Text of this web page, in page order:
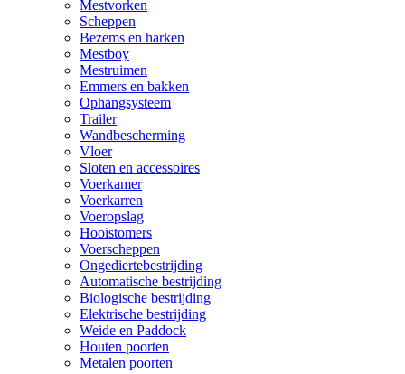
Mestvorken
Scheppen
Bezems en harken
Mestboy
Mestruimen
Emmers en bakken
Ophangsysteem
Trailer
Wandbescherming
Vloer
Sloten en accessoires
Voerkamer
Voerkarren
Voeropslag
Hooistomers
Voerscheppen
Ongediertebestrijding
Automatische bestrijding
Biologische bestrijding
Elektrische bestrijding
Weide en Paddock
Houten poorten
Metalen poorten